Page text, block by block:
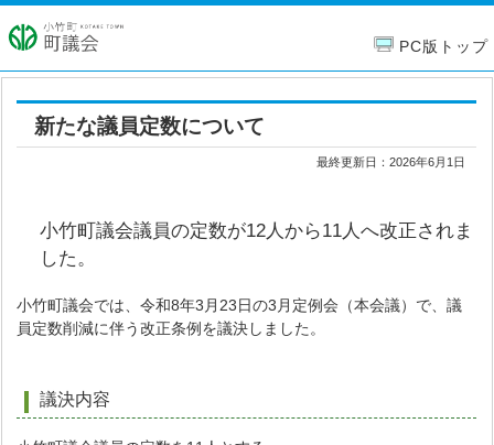
PC版トップ
新たな議員定数について
最終更新日：2026年6月1日
小竹町議会議員の定数が12人から11人へ改正されま
した。
小竹町議会では、令和8年3月23日の3月定例会（本会議）で、議
員定数削減に伴う改正条例を議決しました。
議決内容